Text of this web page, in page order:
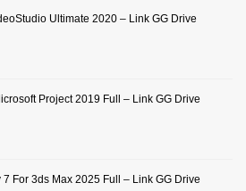
Ultimate 2020 – Link GG Drive
Project 2019 Full – Link GG Drive
For 3ds Max 2025 Full – Link GG Drive